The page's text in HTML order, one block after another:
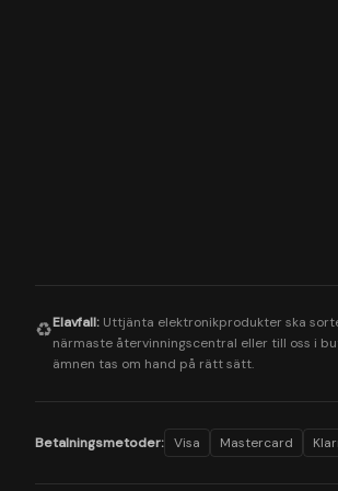
♻️Elavfall: Uttjänta elektronikprodukter ska
närmaste återvinningscentral eller till oss i
ämnen tas om hand på rätt sätt.
Betalningsmetoder: Visa Mastercard